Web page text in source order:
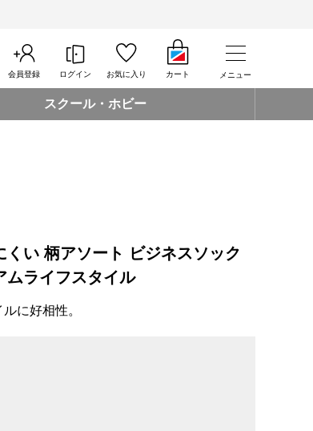
会員登録 ログイン お気に入り カート メニュー
スクール・ホビー
くい 柄アソート ビジネスソック
ライフスタイル
に好相性。